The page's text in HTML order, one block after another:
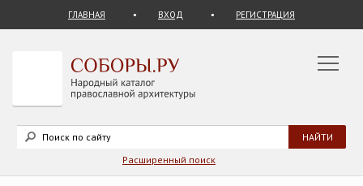
ГЛАВНАЯ ВХОД РЕГИСТРАЦИЯ
Расширенный поиск